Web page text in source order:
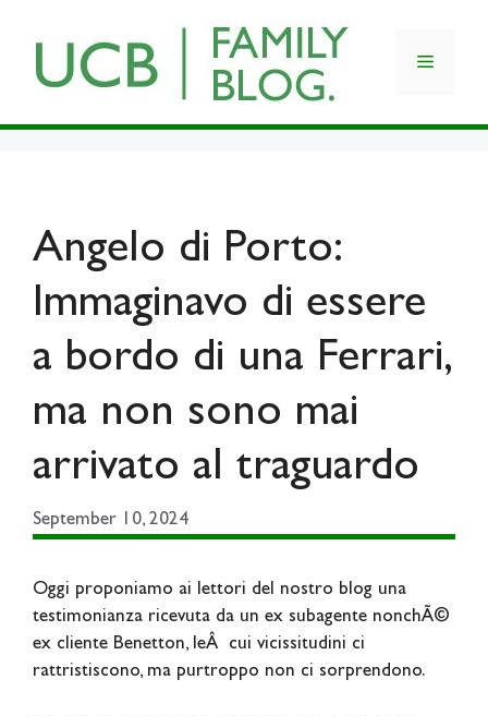
content
Menu
Angelo di Porto:
Immaginavo di essere
a bordo di una Ferrari,
ma non sono mai
arrivato al traguardo
September 10, 2024
Oggi proponiamo ai lettori del nostro blog una
testimonianza ricevuta da un ex subagente nonchÃ©
ex cliente Benetton, leÂ cui vicissitudini ci
rattristiscono, ma purtroppo non ci sorprendono.